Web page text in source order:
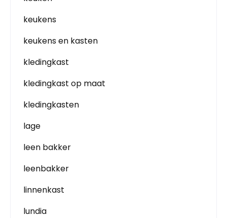
keukens
keukens en kasten
kledingkast
kledingkast op maat
kledingkasten
lage
leen bakker
leenbakker
linnenkast
lundia